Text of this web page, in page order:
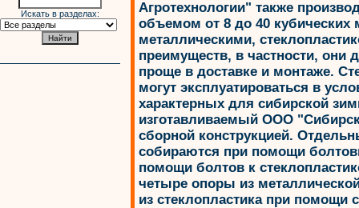
Искать в разделах:
Агротехнологии" также
объемом от 8 до 40 кубических
металлическими,
преимуществ, в частности,
проще в доставке и монтаже.
могут эксплуатироваться в
характерных для сибирской
изготавливаемый ООО
сборной конструкцией.
собираются при помощи
помощи болтов к
четыре опоры из
из стеклопластика при